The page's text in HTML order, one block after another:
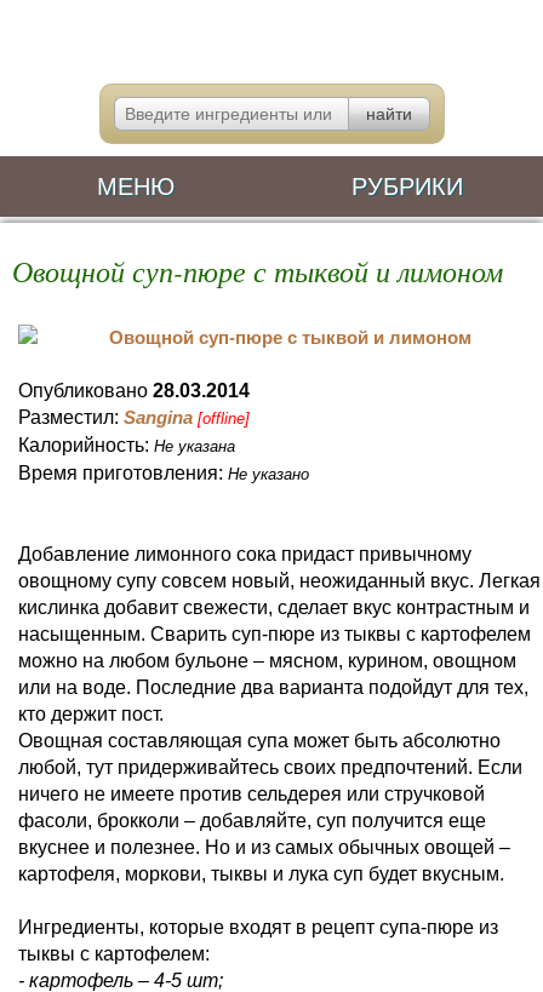
МЕНЮ РУБРИКИ
Овощной суп-пюре с тыквой и лимоном
Опубликовано 28.03.2014
Разместил: Sangina [offline]
Калорийность: Не указана
Время приготовления: Не указано
Добавление лимонного сока придаст привычному
овощному супу совсем новый, неожиданный вкус. Легкая
кислинка добавит свежести, сделает вкус контрастным и
насыщенным. Сварить суп-пюре из тыквы с картофелем
можно на любом бульоне – мясном, курином, овощном
или на воде. Последние два варианта подойдут для тех,
кто держит пост.
Овощная составляющая супа может быть абсолютно
любой, тут придерживайтесь своих предпочтений. Если
ничего не имеете против сельдерея или стручковой
фасоли, брокколи – добавляйте, суп получится еще
вкуснее и полезнее. Но и из самых обычных овощей –
картофеля, моркови, тыквы и лука суп будет вкусным.
Ингредиенты, которые входят в рецепт супа-пюре из
тыквы с картофелем:
- картофель – 4-5 шт;